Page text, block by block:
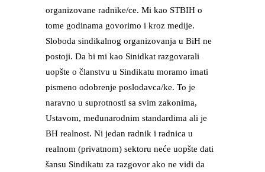
organizovane radnike/ce. Mi kao STBIH o
tome godinama govorimo i kroz medije.
Sloboda sindikalnog organizovanja u BiH ne
postoji. Da bi mi kao Sinidkat razgovarali
uopšte o članstvu u Sindikatu moramo imati
pismeno odobrenje poslodavca/ke. To je
naravno u suprotnosti sa svim zakonima,
Ustavom, međunarodnim standardima ali je
BH realnost. Ni jedan radnik i radnica u
realnom (privatnom) sektoru neće uopšte dati
šansu Sindikatu za razgovor ako ne vidi da